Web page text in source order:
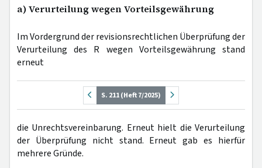
a) Verurteilung wegen Vorteilsgewährung
Im Vordergrund der revisionsrechtlichen Überprüfung der
Verurteilung des R wegen Vorteilsgewährung stand
erneut
S. 211 (Heft 7/2025)
die Unrechtsvereinbarung. Erneut hielt die Verurteilung
der Überprüfung nicht stand. Erneut gab es hierfür
mehrere Gründe.